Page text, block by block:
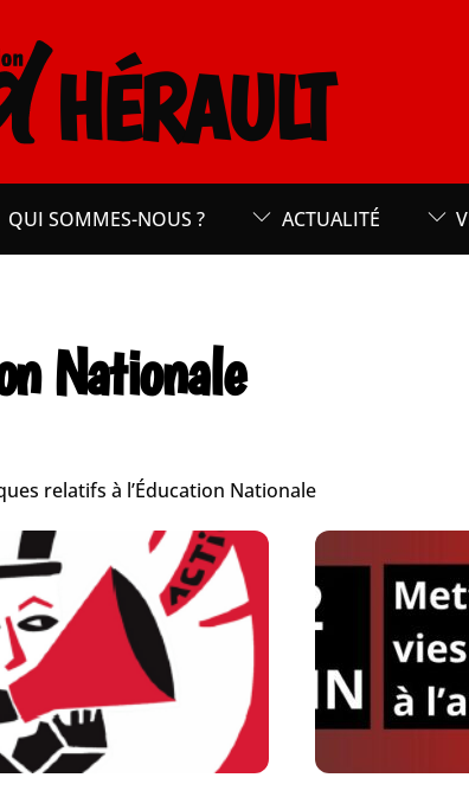
HÉRAULT
QUI SOMMES-NOUS ? ACTUALITÉ
Nationale
relatifs à l’Éducation Nationale